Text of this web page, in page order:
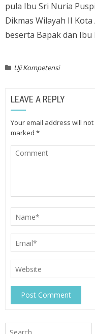
pula Ibu Sri Nuria
Dikmas Wilayah II
beserta Bapak dan Ibu
Uji Kompetensi
LEAVE A REPLY
Your email address will
marked *
Search